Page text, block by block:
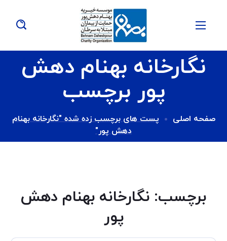
نگارخانه بهنام دهش
پور برچسب
صفحه اصلی
پست های برچسب زده شده "نگارخانه بهنام
دهش پور"
برچسب: نگارخانه بهنام دهش
پور